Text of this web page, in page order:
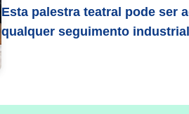
Esta palestra teatral pode ser
qualquer seguimento